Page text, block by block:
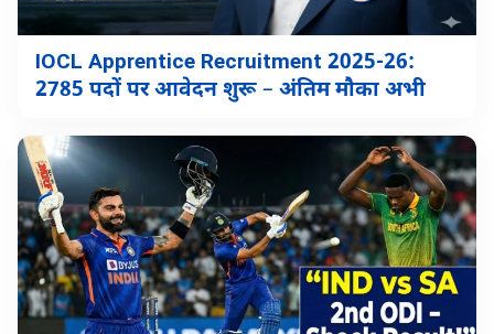
IOCL Apprentice Recruitment 2025-26:
2785 पदों पर आवेदन शुरू – अंतिम मौका अभी